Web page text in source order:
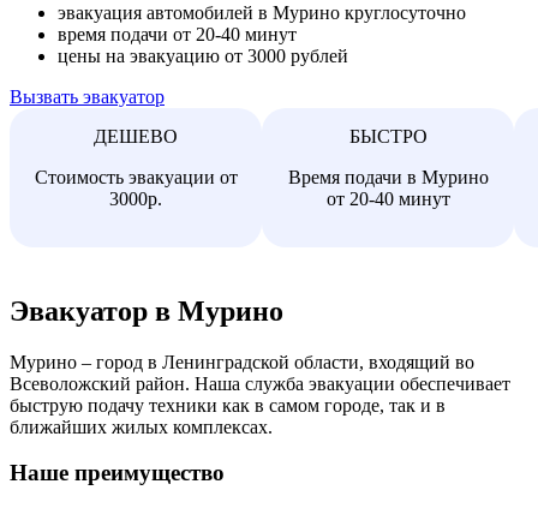
эвакуация автомобилей в Мурино круглосуточно
время подачи от 20-40 минут
цены на эвакуацию от 3000 рублей
Вызвать эвакуатор
ДЕШЕВО
Стоимость эвакуации от
3000р.
БЫСТРО
Время подачи в Мурино
от 20-40 минут
Эвакуатор в Мурино
Мурино – город в Ленинградской области, входящий во
Всеволожский район. Наша служба эвакуации обеспечивает
быструю подачу техники как в самом городе, так и в
ближайших жилых комплексах.
Наше преимущество